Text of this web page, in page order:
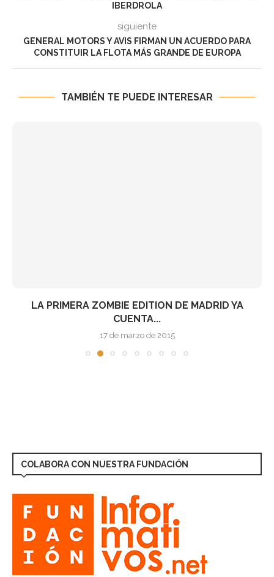
IBERDROLA
siguiente
GENERAL MOTORS Y AVIS FIRMAN UN ACUERDO PARA
CONSTITUIR LA FLOTA MÁS GRANDE DE EUROPA
TAMBIÉN TE PUEDE INTERESAR
LA PRIMERA ZOMBIE EDITION DE MADRID YA
CUENTA...
17 de marzo de 2015
COLABORA CON NUESTRA FUNDACIÓN